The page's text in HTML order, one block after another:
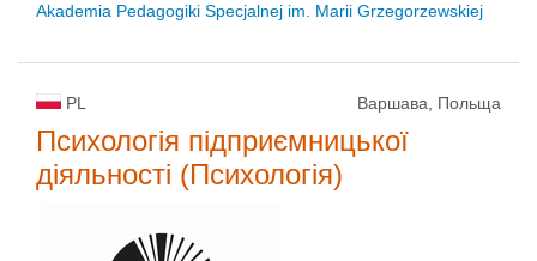
Akademia Pedagogiki Specjalnej im. Marii Grzegorzewskiej
PL Варшава, Польща
Психологія підприємницької
діяльності (Психологія)